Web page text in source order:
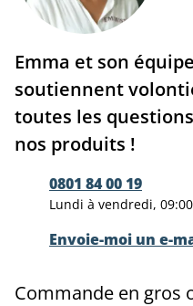
Emma et son
soutiennent
toutes les
nos produits !
0801 84 00 19
Lundi à vendredi,
Envoie-moi un e-
Commande en gros